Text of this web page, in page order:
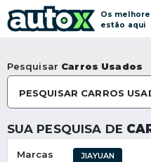
Os
estão aqui
Pesquisar Carros Usados
PESQUISAR CARROS
SUA PESQUISA DE
Marcas JIAYUAN